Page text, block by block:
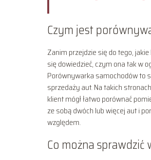
Czym jest
Zanim przejdzie się do tego,
się dowiedzieć, czym ona tak w
Porównywarka samochodów to
sprzedaży aut. Na takich
klient mógł łatwo porównać
ze sobą dwóch lub więcej aut i
względem.
Co można